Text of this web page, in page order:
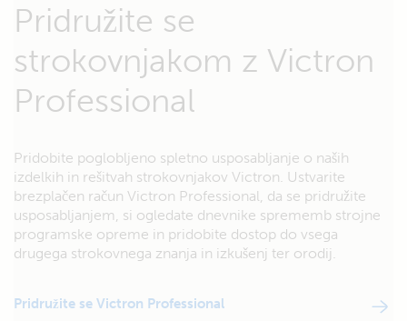
Pridružite se
strokovnjakom z Victron
Professional
Pridobite poglobljeno spletno usposabljanje o naših
izdelkih in rešitvah strokovnjakov Victron. Ustvarite
brezplačen račun Victron Professional, da se pridružite
usposabljanjem, si ogledate dnevnike sprememb strojne
programske opreme in pridobite dostop do vsega
drugega strokovnega znanja in izkušenj ter orodij.
Pridružite se Victron Professional